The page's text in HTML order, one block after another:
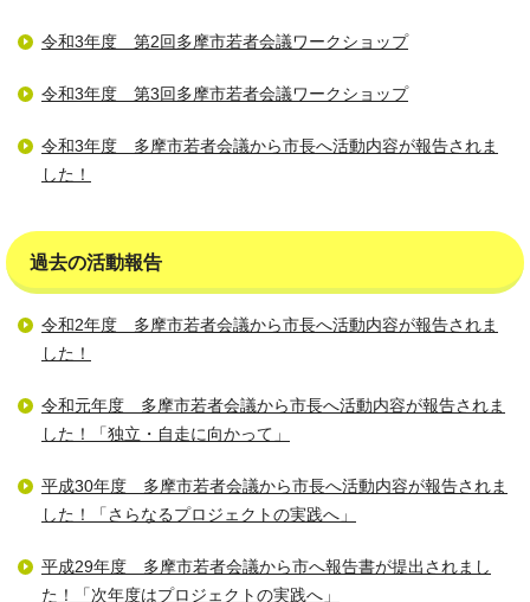
令和3年度 第2回多摩市若者会議ワークショップ
令和3年度 第3回多摩市若者会議ワークショップ
令和3年度 多摩市若者会議から市長へ活動内容が報告されま
した！
過去の活動報告
令和2年度 多摩市若者会議から市長へ活動内容が報告されま
した！
令和元年度 多摩市若者会議から市長へ活動内容が報告されま
した！「独立・自走に向かって」
平成30年度 多摩市若者会議から市長へ活動内容が報告されま
した！「さらなるプロジェクトの実践へ」
平成29年度 多摩市若者会議から市へ報告書が提出されまし
た！「次年度はプロジェクトの実践へ」